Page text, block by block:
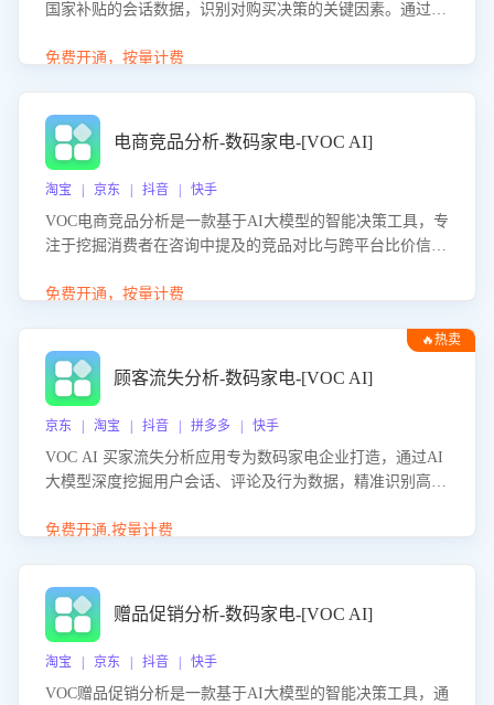
国家补贴的会话数据，识别对购买决策的关键因素。通过AI
化策略，助力商家利用国补政策提升GMV。
免费开通，按量计费
电商竞品分析-数码家电-[VOC AI]
淘宝 | 京东 | 抖音 | 快手
VOC电商竞品分析是一款基于AI大模型的智能决策工具，专
注于挖掘消费者在咨询中提及的竞品对比与跨平台比价信
商品信息，进行多维度交叉对比，并分析消费者的比价行
企业优化营销话术、突出产品与服务优势，有效提升咨询转
化率，避免陷入单纯价格竞争，实现精准扬长避短。
免费开通，按量计费
🔥热卖
顾客流失分析-数码家电-[VOC AI]
京东 | 淘宝 | 抖音 | 拼多多 | 快手
VOC AI 买家流失分析应用专为数码家电企业打造，通过AI
大模型深度挖掘用户会话、评论及行为数据，精准识别高流
应延迟、竞品价格冲击等。系统自动输出可落地的挽回策
免费开通,按量计费
赠品促销分析-数码家电-[VOC AI]
淘宝 | 京东 | 抖音 | 快手
VOC赠品促销分析是一款基于AI大模型的智能决策工具，通